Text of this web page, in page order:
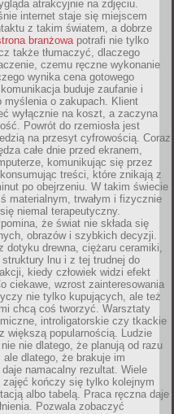
atrakcyjnie na zdjęciu.
internet staje się miejscem
z takim światem, a dobrze
branżowapotrafi nie tylko
także tłumaczyć, dlaczego
czemu ręczne wykonanie
wynika cena gotowego
buduje zaufanie i
myślenia o zakupach. Klient
wyłącznie na koszt, a zaczyna
Powrót do rzemiosła jest
na przesyt cyfrowością. Coraz
całe dnie przed ekranem,
komunikując się przez
treści, które znikają z
po obejrzeniu. W takim świecie
materialnym, trwałym i fizycznie
niemal terapeutyczny.
że świat nie składa się
obrazów i szybkich decyzji.
dotyku drewna, ciężaru ceramiki,
lnu i z tej trudnej do
kiedy człowiek widzi efekt
ciekawe, wzrost zainteresowania
nie tylko kupujących, ale też
chcą coś tworzyć. Warsztaty
introligatorskie czy tkackie
większą popularnością. Ludzie
nie dlatego, że planują od razu
dlatego, że brakuje im
daje namacalny rezultat. Wiele
zajęć kończy się tylko kolejnym
albo tabelą. Praca ręczna daje
Pozwala zobaczyć